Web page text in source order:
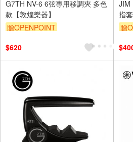
G7TH NV-6 6弦專用移調夾 多色
款【敦煌樂器】
贈OPENPOINT
$620
JIM
指
器】
贈